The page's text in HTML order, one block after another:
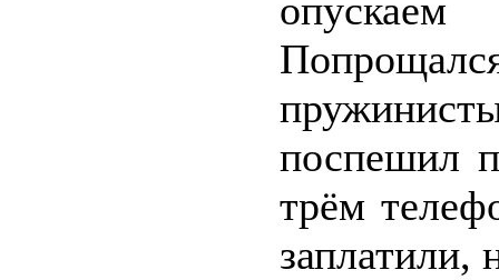
поспешил
трём
заплатили,